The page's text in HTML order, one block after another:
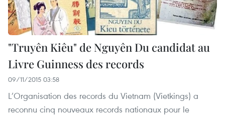
"Truyên Kiêu" de Nguyên Du candidat au
Livre Guinness des records
09/11/2015 03:58
L’Organisation des records du Vietnam (Vietkings) a
reconnu cinq nouveaux records nationaux pour le